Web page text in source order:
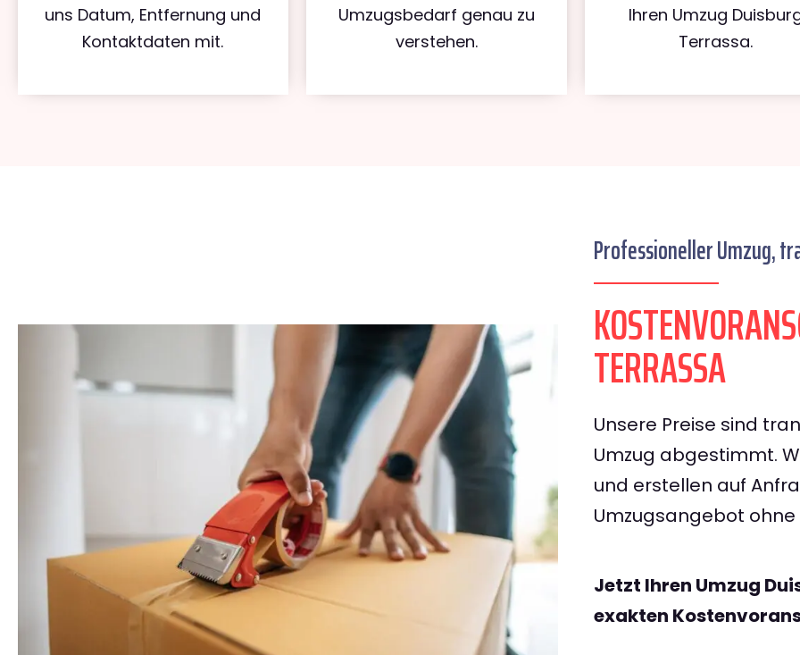
uns Datum, Entfernung und
Kontaktdaten mit.
Umzugsbedarf genau zu
verstehen.
Ihren Umzug
Terrassa.
Professioneller Umzug,
TERRASSA
Unsere Preise sind
Umzug abgestimmt.
und erstellen auf
Umzugsangebot
Jetzt Ihren Umzug
exakten